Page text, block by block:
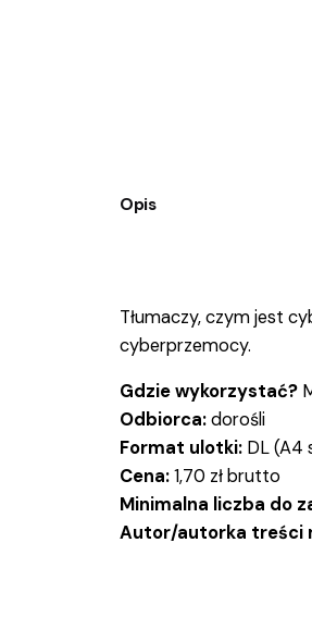
Opis
Tłumaczy, czym jest
cyberprzemocy.
Gdzie wykorzystać?
Odbiorca:dorośli
Format ulotki: DL (A4
Cena:1,70 zł brutto
Minimalna liczba do
Autor/autorka treści